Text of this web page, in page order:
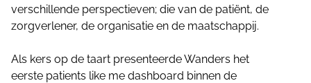
verschillende perspectieven; die van de patiënt, de
zorgverlener, de organisatie en de maatschappij.
Als kers op de taart presenteerde Wanders het
eerste patients like me dashboard binnen de